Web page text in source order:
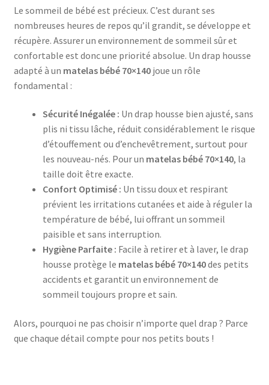
Le sommeil de bébé est précieux. C’est durant ses
nombreuses heures de repos qu’il grandit, se développe et
récupère. Assurer un environnement de sommeil sûr et
confortable est donc une priorité absolue. Un drap housse
adapté à un matelas bébé 70×140joue un rôle
fondamental :
Sécurité Inégalée : Un drap housse bien ajusté, sans
plis ni tissu lâche, réduit considérablement le risque
d’étouffement ou d’enchevêtrement, surtout pour
les nouveau-nés. Pour un matelas bébé 70×140, la
taille doit être exacte.
Confort Optimisé : Un tissu doux et respirant
prévient les irritations cutanées et aide à réguler la
température de bébé, lui offrant un sommeil
paisible et sans interruption.
Hygiène Parfaite : Facile à retirer et à laver, le drap
housse protège le matelas bébé 70×140des petits
accidents et garantit un environnement de
sommeil toujours propre et sain.
Alors, pourquoi ne pas choisir n’importe quel drap ? Parce
que chaque détail compte pour nos petits bouts !